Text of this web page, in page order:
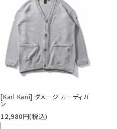
[Karl Kani] ダメージ カーディガ
ン
12,980円(税込)